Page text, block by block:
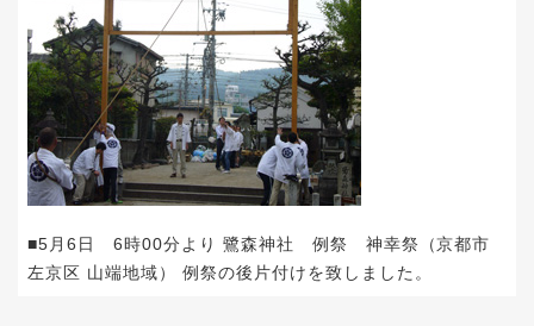
■5月6日 6時00分より 鷺森神社 例祭 神幸祭（京都市
左京区 山端地域） 例祭の後片付けを致しました。